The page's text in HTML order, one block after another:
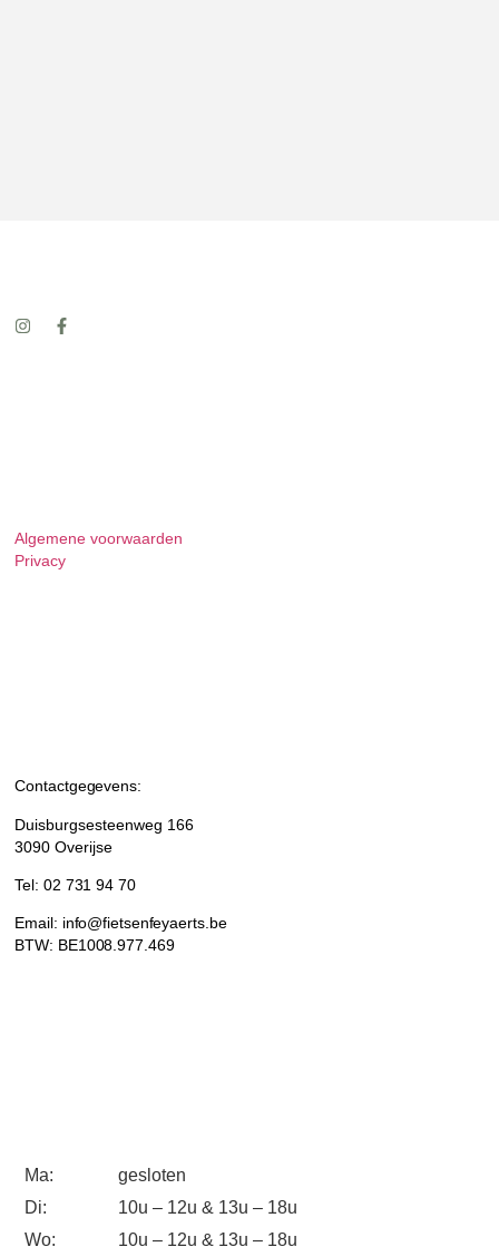
Ma:
gesloten
Di:
10u – 12u & 13u – 18u
Wo:
10u – 12u & 13u – 18u
Contactgegevens:
Duisburgsesteenweg 166
3090 Overijse
Tel: 02 731 94 70
Email: info@fietsenfeyaerts.be
BTW: BE1008.977.469
Algemene voorwaarden
Privacy